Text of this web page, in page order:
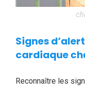
Signes
cardiaque
Reconnaître les